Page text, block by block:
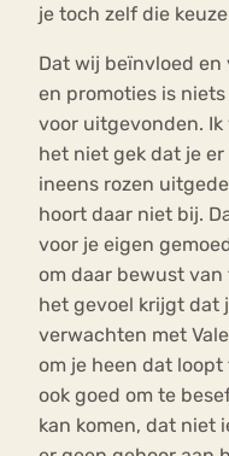
je toch zelf die
Dat wij beïnvloed
en promoties is
voor uitgevonden. Ik
het niet gek dat je
ineens rozen
hoort daar niet bij.
voor je eigen
om daar bewust
het gevoel krijgt dat
verwachten met
om je heen dat
ook goed om te
kan komen, dat niet